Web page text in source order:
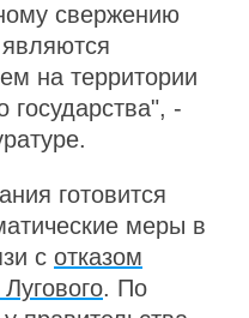
свержению
являются
на территории
государства", -
готовится
меры в
с отказом
. По